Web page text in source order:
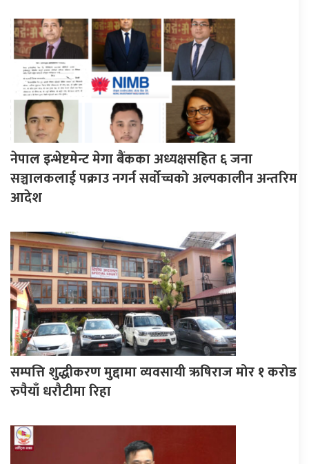
नेपाल इन्भेष्टमेन्ट मेगा बैंकका अध्यक्षसहित ६ जना
सञ्चालकलाई पक्राउ नगर्न सर्वोच्चको अल्पकालीन अन्तरिम
आदेश
सम्पत्ति शुद्धीकरण मुद्दामा व्यवसायी ऋषिराज मोर १ करोड
रुपैयाँ धरौटीमा रिहा